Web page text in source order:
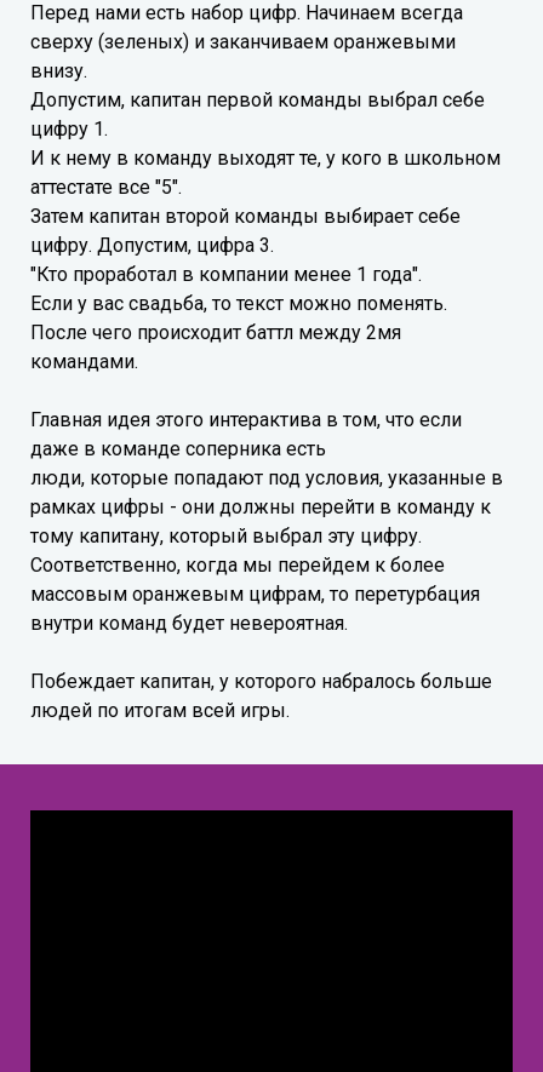
Перед нами есть набор цифр. Начинаем всегда
сверху (зеленых) и заканчиваем оранжевыми
внизу.
Допустим, капитан первой команды выбрал себе
цифру 1.
И к нему в команду выходят те, у кого в школьном
аттестате все "5".
Затем капитан второй команды выбирает себе
цифру. Допустим, цифра 3.
"Кто проработал в компании менее 1 года".
Если у вас свадьба, то текст можно поменять.
После чего происходит баттл между 2мя
командами.
Главная идея этого интерактива в том, что если
даже в команде соперника есть
люди, которые попадают под условия, указанные в
рамках цифры - они должны перейти в команду к
тому капитану, который выбрал эту цифру.
Соответственно, когда мы перейдем к более
массовым оранжевым цифрам, то перетурбация
внутри команд будет невероятная.
Побеждает капитан, у которого набралось больше
людей по итогам всей игры.